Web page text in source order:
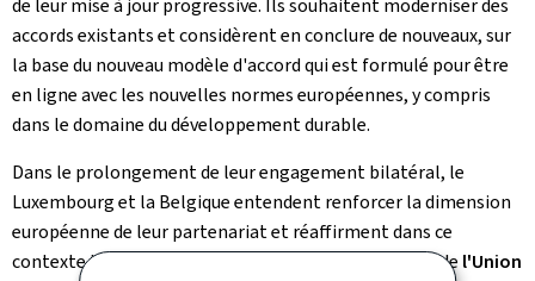
accords existants et considèrent en conclure de nouveaux, sur
la base du nouveau modèle d'accord qui est formulé pour être
en ligne avec les nouvelles normes européennes, y compris
dans le domaine du développement durable.
Dans le prolongement de leur engagement bilatéral, le
Luxembourg et la Belgique entendent renforcer la dimension
européenne de leur partenariat et réaffirment dans ce
contexte leur volonté commune de renforcer le rôle del'Union